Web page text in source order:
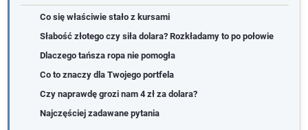
Co się właściwie stało z kursami
Słabość złotego czy siła dolara? Rozkładamy to po połowie
Dlaczego tańsza ropa nie pomogła
Co to znaczy dla Twojego portfela
Czy naprawdę grozi nam 4 zł za dolara?
Najczęściej zadawane pytania